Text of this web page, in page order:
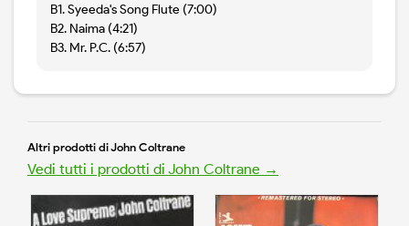
B1. Syeeda's Song Flute (7:00)
B2. Naima (4:21)
B3. Mr. P.C. (6:57)
Altri prodotti di John Coltrane
Vedi tutti i prodotti di John Coltrane →